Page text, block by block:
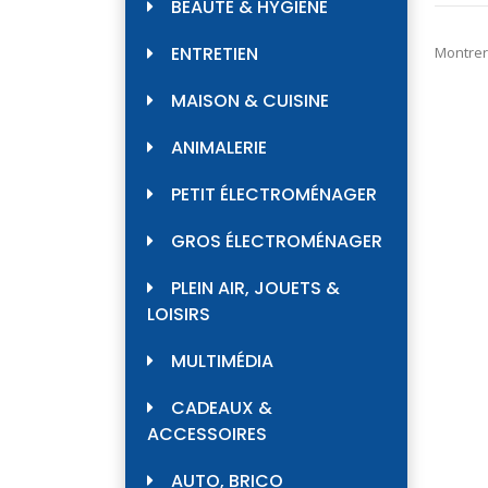
BEAUTÉ & HYGIÈNE
ENTRETIEN
MAISON & CUISINE
ANIMALERIE
PETIT ÉLECTROMÉNAGER
GROS ÉLECTROMÉNAGER
PLEIN AIR, JOUETS &
LOISIRS
MULTIMÉDIA
CADEAUX &
ACCESSOIRES
AUTO, BRICO